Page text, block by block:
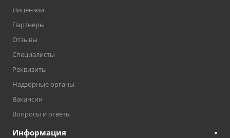
Лицензии
Партнеры
Отзывы
Специалисты
Реквизиты
Надзорные органы
Вакансии
Вопросы и ответы
Информация